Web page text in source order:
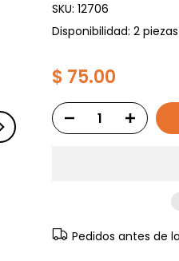
SKU: 12706
Disponibilidad: 2 piezas
$ 75.00
Pedidos antes de